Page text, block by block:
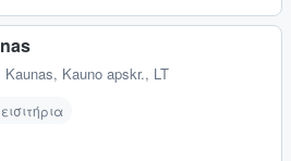
Kaunas, Kauno apskr., LT